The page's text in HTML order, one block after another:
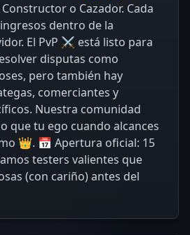
o Cazador. Cada
dentro de la
El PvP ⚔ está listo para
disputas como
pero también hay
comerciantes y
Nuestra comunidad
que tu ego cuando alcances
👑. 📅 Apertura oficial: 15
testers valientes que
(con cariño) antes del